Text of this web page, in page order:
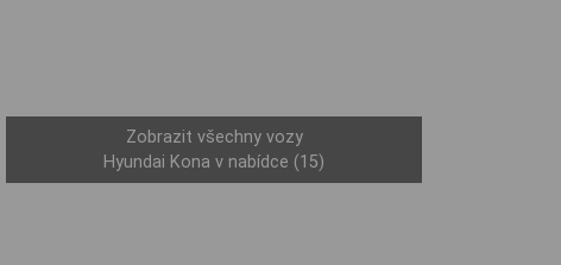
Zobrazit všechny vozy
Hyundai Kona v nabídce (15)